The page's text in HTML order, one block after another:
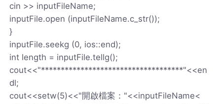
cin >> inputFileName;
inputFile.open (inputFileName.c_str());
}
inputFile.seekg (0, ios::end);
int length = inputFile.tellg();
cout<<"************************************"<<en
dl;
cout<<setw(5)<<"開啟檔案："<<inputFileName<